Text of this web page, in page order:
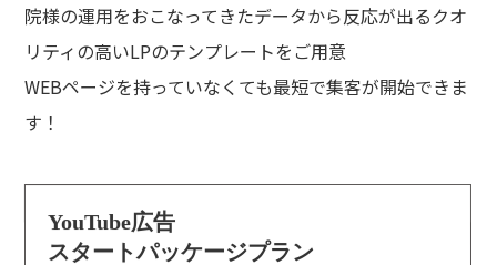
院様の運用をおこなってきたデータから反応が出るクオ
リティの高いLPのテンプレートをご用意
WEBページを持っていなくても最短で集客が開始できま
す！
YouTube広告
スタートパッケージプラン